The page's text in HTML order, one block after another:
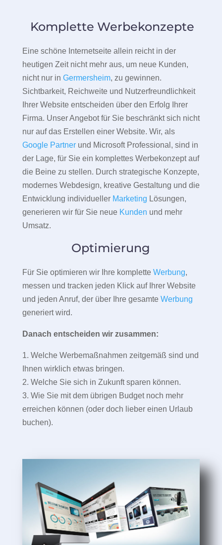
Komplette Werbekonzepte
Eine schöne Internetseite allein reicht in der
heutigen Zeit nicht mehr aus, um neue Kunden,
nicht nur in Germersheim, zu gewinnen.
Sichtbarkeit, Reichweite und Nutzerfreundlichkeit
Ihrer Website entscheiden über den Erfolg Ihrer
Firma. Unser Angebot für Sie beschränkt sich nicht
nur auf das Erstellen einer Website. Wir, als
Google Partnerund Microsoft Professional, sind in
der Lage, für Sie ein komplettes Werbekonzept auf
die Beine zu stellen. Durch strategische Konzepte,
modernes Webdesign, kreative Gestaltung und die
Entwicklung individueller Marketing Lösungen,
generieren wir für Sie neue Kunden und mehr
Umsatz.
Optimierung
Für Sie optimieren wir Ihre komplette Werbung,
messen und tracken jeden Klick auf Ihrer Website
und jeden Anruf, der über Ihre gesamte Werbung
generiert wird.
Danach entscheiden wir zusammen:
1. Welche Werbemaßnahmen zeitgemäß sind und
Ihnen wirklich etwas bringen.
2. Welche Sie sich in Zukunft sparen können.
3. Wie Sie mit dem übrigen Budget noch mehr
erreichen können (oder doch lieber einen Urlaub
buchen).